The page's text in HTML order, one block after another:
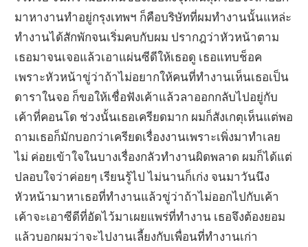
มาหางานทำอยู่กรุงเทพฯ ก็คือบริษัทที่ผมทำงานนั้นแหล่ะ
ทำงานได้สักพักจนเริ่มคบกับผม ปรากฎว่าหัวหน้าตาม
เธอมาจนเจอแล้วเอาแผ่นซีดีให้เธอดู เธอแทบช็อค
เพราะหัวหน้าขู่ว่าถ้าไม่อยากให้คนที่ทำงานเห็นเธอเป็น
ดาราในจอ ก็ขอให้เชื่อฟังเค้าแล้วลาออกกลับไปอยู่กับ
เค้าที่คอนโด ช่วงนั้นเธอเครียดมาก ผมก็สังเกตุเห็นแต่พอ
ถามเธอก็มักบอกว่าเครียดเรื่องงานเพราะเพิ่งมาทำเลย
ไม่ ค่อยเข้าใจในบางเรื่องกลัวทำงานผิดพลาด ผมก็ได้แต่
ปลอบใจว่าค่อยๆ เรียนรู้ไป ไม่นานก็เก่ง จนมาวันนึง
หัวหน้ามาหาเธอที่ทำงานแล้วขู่ว่าถ้าไม่ออกไปกับเค้า
เค้าจะเอาซีดีที่อัดไว้มาเผยแพร่ที่ทำงาน เธอจึงต้องยอม
แล้วบอกผมว่าจะไปงานเลี้ยงกับเพื่อนที่ทำงานเก่า